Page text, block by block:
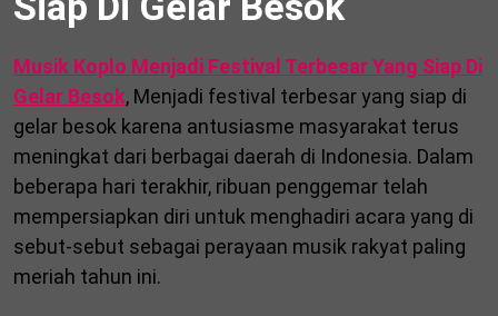
Musik Koplo Menjadi Festival Terbesar Yang Siap Di
Gelar Besok, Menjadi festival terbesar yang siap di
gelar besok karena antusiasme masyarakat terus
meningkat dari berbagai daerah di Indonesia. Dalam
beberapa hari terakhir, ribuan penggemar telah
mempersiapkan diri untuk menghadiri acara yang di
sebut-sebut sebagai perayaan musik rakyat paling
meriah tahun ini.